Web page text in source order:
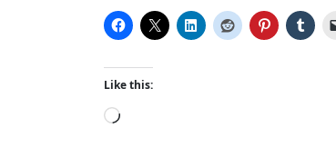
Like this:
L